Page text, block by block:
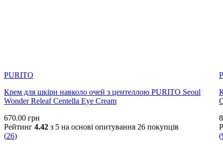
PURITO
Крем для шкіри навколо очей з центеллою PURITO Seoul
Wonder Releaf Centella Eye Cream
670.00 грн
Рейтинг 4.42 з 5 на основі опитування 26 покупців
(26)
(